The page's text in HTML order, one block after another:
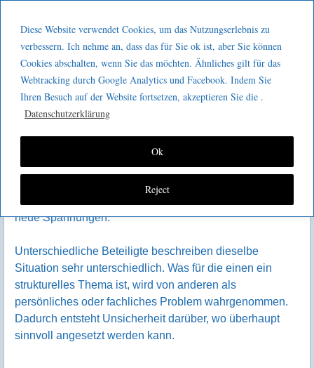
Diese Website verwendet Cookies, um das Nutzungserlebnis zu
verbessern. Ich nehme an, dass das für Sie ok ist, aber Sie können
Cookies abschalten, wenn Sie das möchten. Ähnliches gilt für das
Webtracking durch Google Analytics und Facebook. Indem Sie
Ihren Besuch auf der Website fortsetzen, akzeptieren Sie die .
Datenschutzerklärung
Reject
Ok
GeeMco :
Götz Müller
Consulting
Klärungsraum für Entscheider
Wenn Sie merken, dass etwas nicht stimmt,
aber noch nicht klar benennen können, was
Situation nicht als klar benennbares Problem, sondern
als eine Kombination aus Symptomen. Entscheidungen
führen nicht zu der erhofften Entlastung, Maßnahmen
neue Spannungen.
Unterschiedliche Beteiligte beschreiben dieselbe
Situation sehr unterschiedlich. Was für die einen ein
strukturelles Thema ist, wird von anderen als
persönliches oder fachliches Problem wahrgenommen.
Dadurch entsteht Unsicherheit darüber, wo überhaupt
sinnvoll angesetzt werden kann.